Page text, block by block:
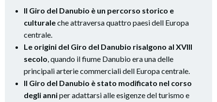
Il Giro del Danubio è un percorso storico e
culturaleche attraversa quattro paesi dell Europa
centrale.
Le origini del Giro del Danubio risalgono al XVIII
secolo, quando il fiume Danubio era una delle
principali arterie commerciali dell Europa centrale.
Il Giro del Danubio è stato modificato nel corso
degli anniper adattarsi alle esigenze del turismo e